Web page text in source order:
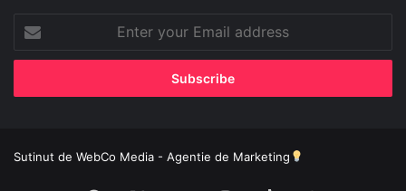
your
Email
Sutinut de WebCo Media - Agentie de Marketing